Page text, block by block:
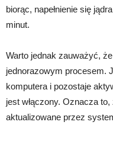
biorąc, napełnienie się
minut.
Warto jednak zauważyć,
jednorazowym procesem.
komputera i pozostaje
jest włączony. Oznacza
aktualizowane przez